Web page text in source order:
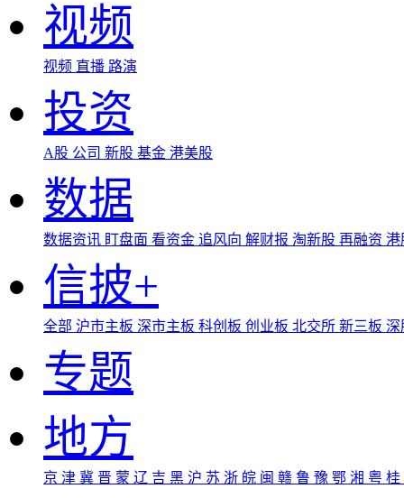
视频
视频 直播 路演
投资
A股 公司 新股 基金 港美股
数据
数据资讯 盯盘面 看资金 追风向 解财报 淘新股 再融资
信披+
全部 沪市主板 深市主板 科创板 创业板 北交所 新三板
专题
地方
京 津 冀 晋 蒙 辽 吉 黑 沪 苏 浙 皖 闽 赣 鲁 豫 鄂 湘 粤 桂